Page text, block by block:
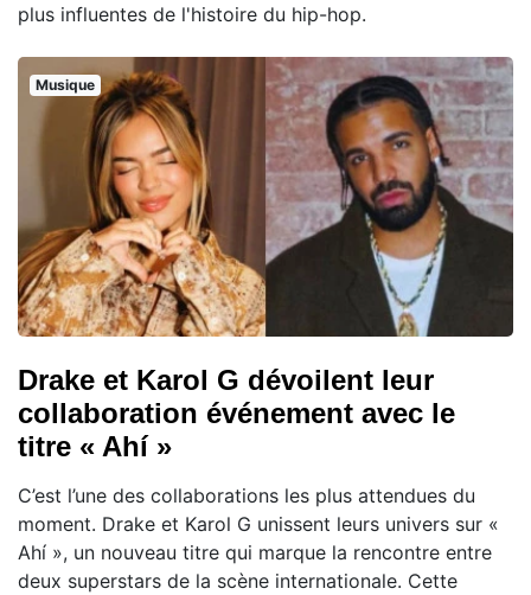
plus influentes de l'histoire du hip-hop.
Musique
Drake et Karol G dévoilent leur
collaboration événement avec le
titre « Ahí »
C’est l’une des collaborations les plus attendues du
moment. Drake et Karol G unissent leurs univers sur «
Ahí », un nouveau titre qui marque la rencontre entre
deux superstars de la scène internationale. Cette